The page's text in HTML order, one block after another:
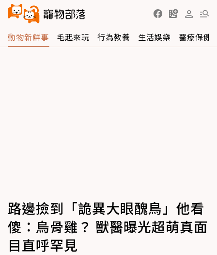
動物新鮮事 毛起來玩 行為教養 生活娛樂 醫療保健
路邊撿到「詭異大眼醜鳥」他看
傻：烏骨雞？ 獸醫曝光超萌真面
目直呼罕見